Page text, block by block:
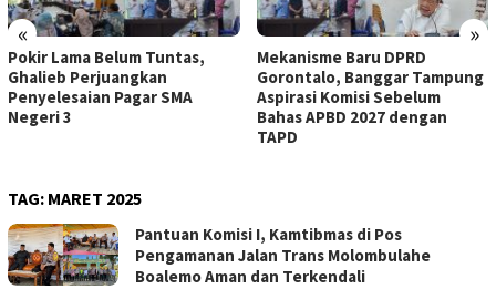
« »
Pokir Lama Belum Tuntas,
Ghalieb Perjuangkan
Penyelesaian Pagar SMA
Negeri 3
Mekanisme Baru DPRD
Gorontalo, Banggar Tampung
Aspirasi Komisi Sebelum
Bahas APBD 2027 dengan
TAPD
TAG: MARET 2025
Pantuan Komisi I, Kamtibmas di Pos
Pengamanan Jalan Trans Molombulahe
Boalemo Aman dan Terkendali